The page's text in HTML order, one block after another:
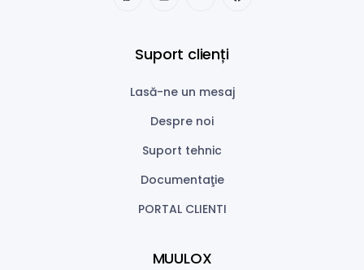
Suport clienți
Lasă-ne un mesaj
Despre noi
Suport tehnic
Documentaţie
PORTAL CLIENTI
MUULOX